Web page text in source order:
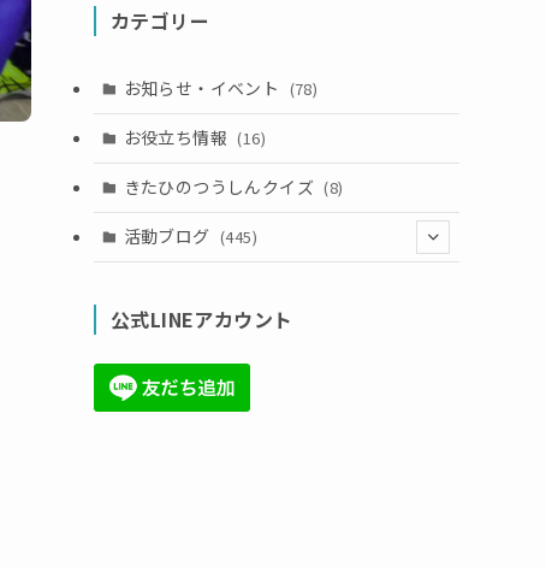
カテゴリー
お知らせ・イベント (78)
お役立ち情報 (16)
きたひのつうしんクイズ (8)
活動ブログ (445)
(71)
公式LINEアカウント